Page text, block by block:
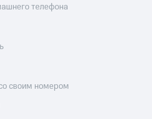
телефона
своим номером